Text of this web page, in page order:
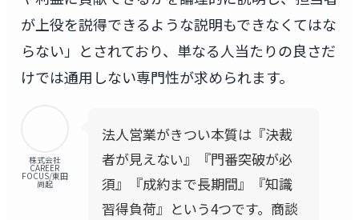
が上役を説得できるような説明もできなくてはな
らない」とされており、単なる人当たりの良さだ
けでは通用しない専門性が求められます。
株式会社
CAREER
FOCUS/東田
尚起
法人営業がきつい本質は『決裁
者が見えない』『門番突破が必
須』『成約まで長期間』『知識
習得負荷』という4つです。商談